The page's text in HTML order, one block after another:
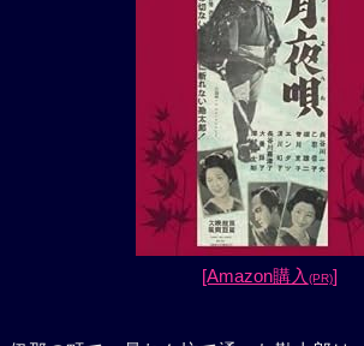
[Amazon購入 (PR)]